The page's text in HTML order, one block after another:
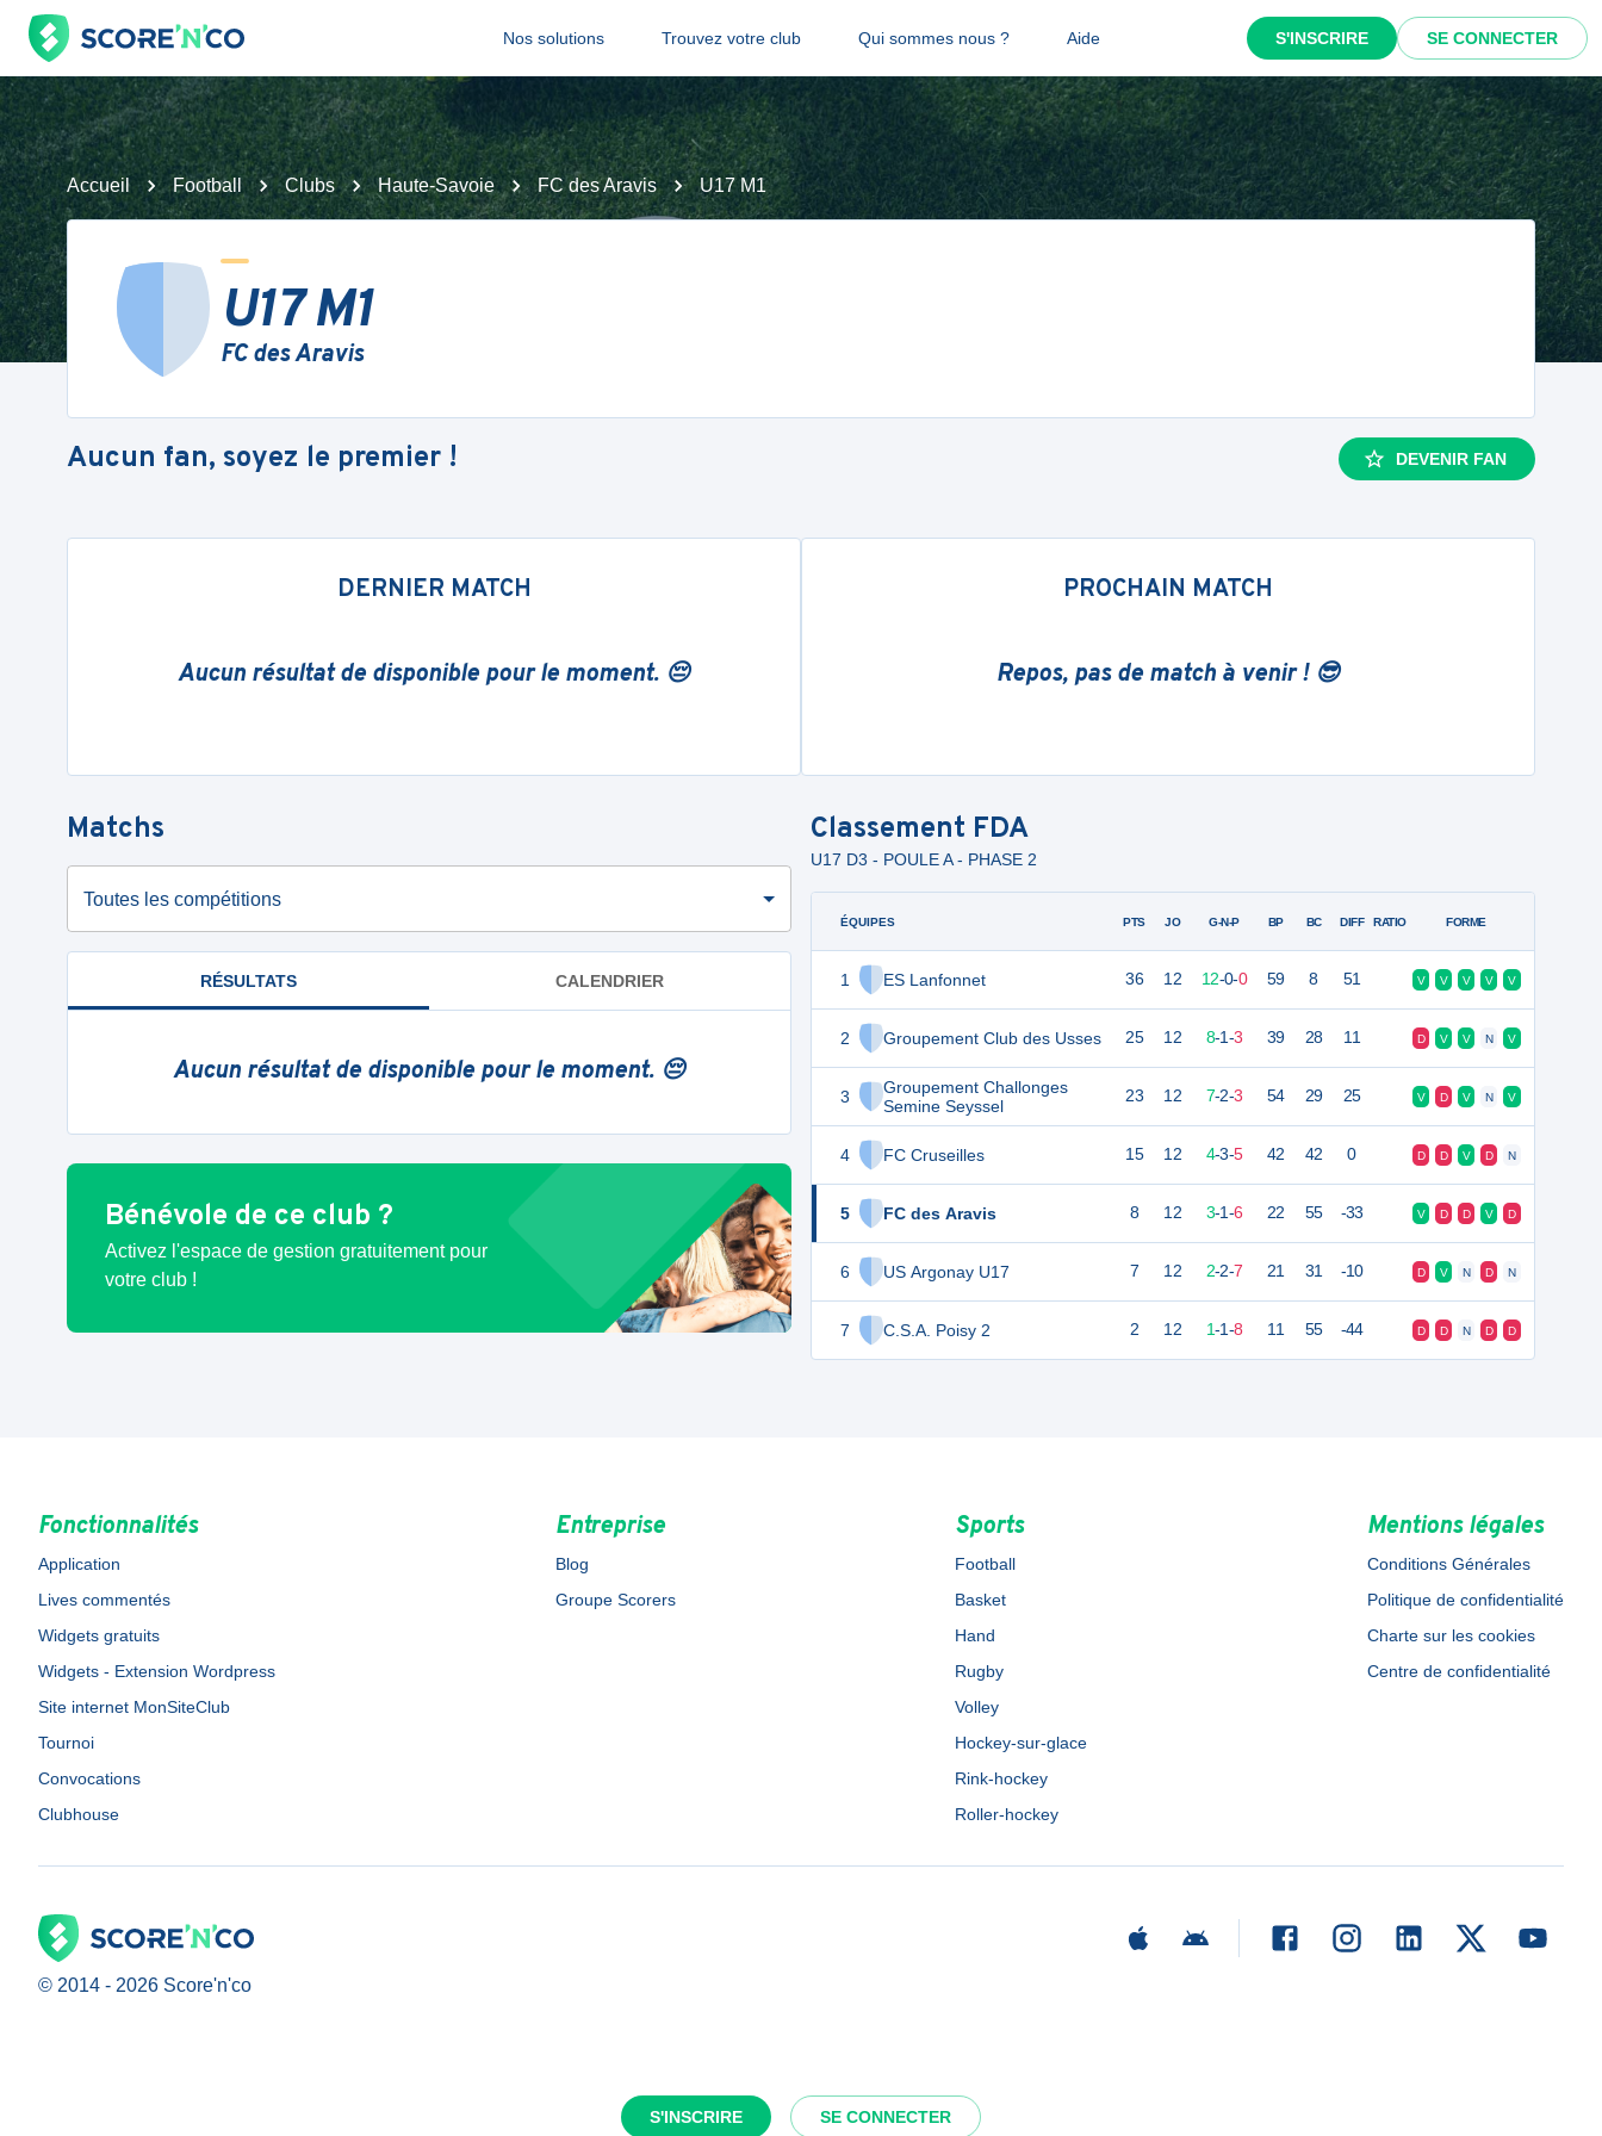
Nos solutions Trouvez votre club Qui sommes nous ? Aide S'INSCRIRE SE CONNECTER
S'INSCRIRE SE CONNECTER
Accueil Football Clubs Haute-Savoie FC des Aravis U17 M1
U17 M1
FC des Aravis
Aucun fan, soyez le premier ! DEVENIR FAN
DERNIER MATCH
Aucun résultat de disponible pour le moment. 😔
PROCHAIN MATCH
Repos, pas de match à venir ! 😎
Matchs
Toutes les compétitions
RÉSULTATS CALENDRIER
Aucun résultat de disponible pour le moment. 😔
Bénévole de ce club ?
Activez l'espace de gestion gratuitement pour
votre club !
Classement FDA
U17 D3 - POULE A - PHASE 2
ÉQUIPES
1 ES Lanfonnet
2 Groupement Club des Usses
3
Groupement Challonges
Semine Seyssel
4 FC Cruseilles
5 FC des Aravis
6 US Argonay U17
7 C.S.A. Poisy 2
PTS JO G-N-P BP BC DIFF RATIO FORME
36 12 12-0-0 59 8 51 V V V V V
25 12 8-1-3 39 28 11 D V V N V
23 12 7-2-3 54 29 25 V D V N V
15 12 4-3-5 42 42 0 D D V D N
8 12 3-1-6 22 55 -33 V D D V D
7 12 2-2-7 21 31 -10 D V N D N
2 12 1-1-8 11 55 -44 D D N D D
Fonctionnalités
Application
Lives commentés
Widgets gratuits
Widgets - Extension Wordpress
Site internet MonSiteClub
Tournoi
Convocations
Clubhouse
Entreprise
Blog
Groupe Scorers
Sports
Football
Basket
Hand
Rugby
Volley
Hockey-sur-glace
Rink-hockey
Roller-hockey
Mentions légales
Conditions Générales
Politique de confidentialité
Charte sur les cookies
Centre de confidentialité
© 2014 - 2026 Score'n'co